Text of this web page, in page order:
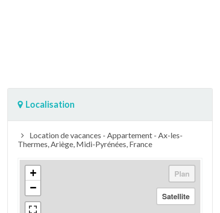
Localisation
Location de vacances - Appartement - Ax-les-
Thermes, Ariège, Midi-Pyrénées, France
+
−